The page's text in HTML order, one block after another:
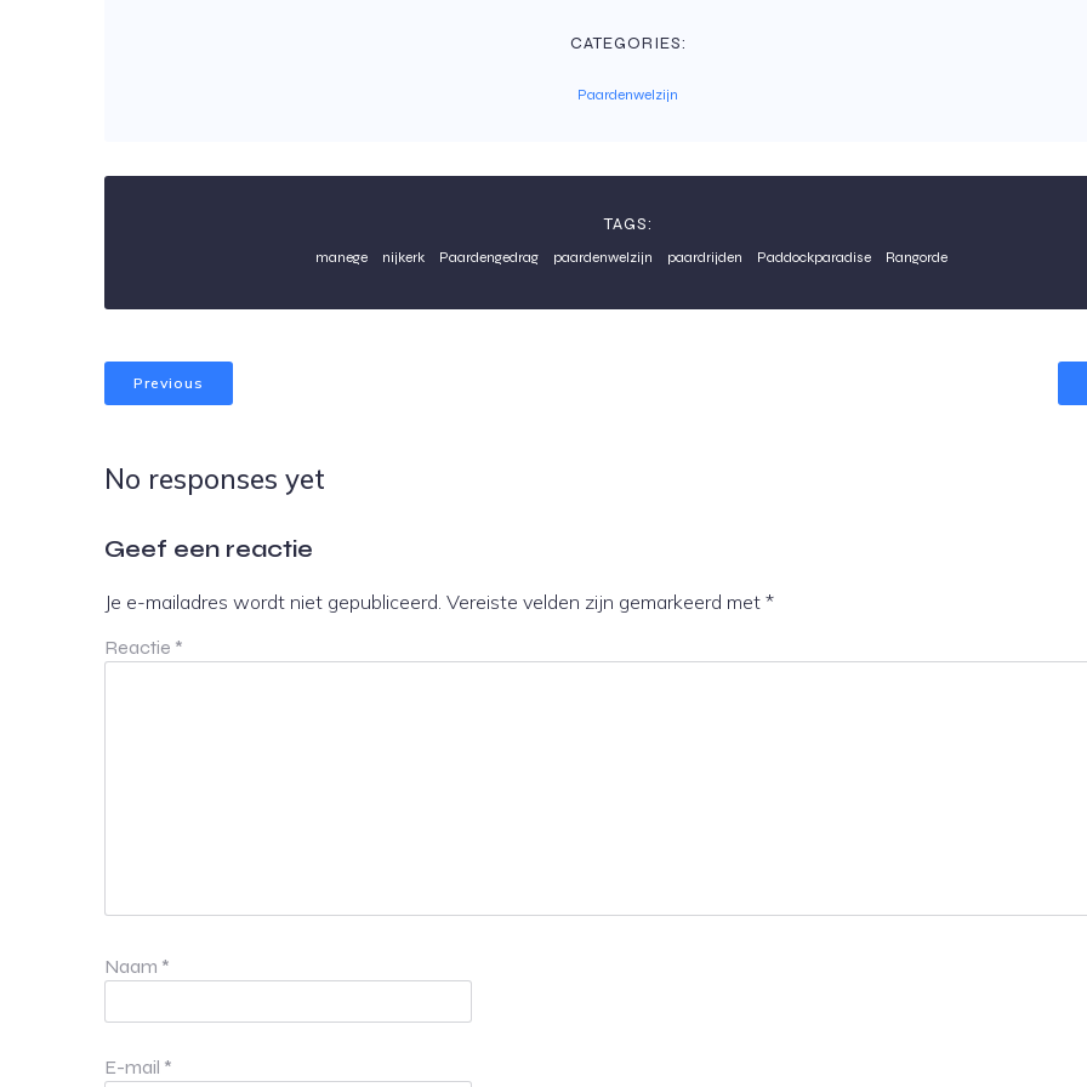
CATEGORIES:
Paardenwelzijn
TAGS:
manege nijkerk Paardengedrag paardenwelzijn paardrijden Paddockparadise Rangorde
Previous
No responses yet
Geef een reactie
Je e-mailadres wordt niet gepubliceerd. Vereiste velden zijn gemarkeerd met *
Reactie *
Naam *
E-mail *